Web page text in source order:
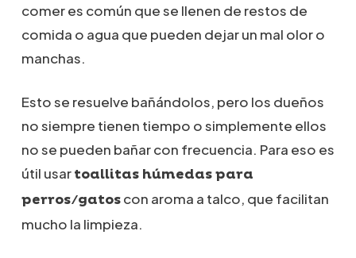
comer es común que se llenen de restos de
comida o agua que pueden dejar un mal olor o
manchas.
Esto se resuelve bañándolos, pero los dueños
no siempre tienen tiempo o simplemente ellos
no se pueden bañar con frecuencia. Para eso es
útil usartoallitas húmedas para
perros/gatoscon aroma a talco, que facilitan
mucho la limpieza.